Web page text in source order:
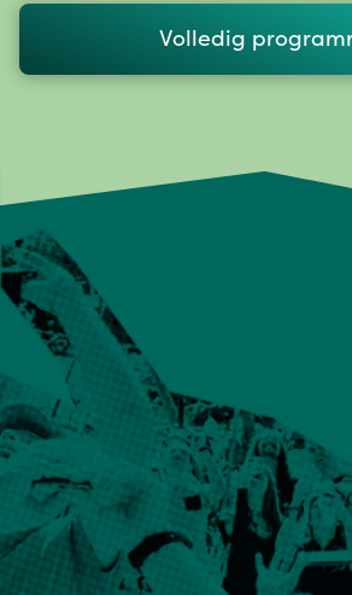
Volledig